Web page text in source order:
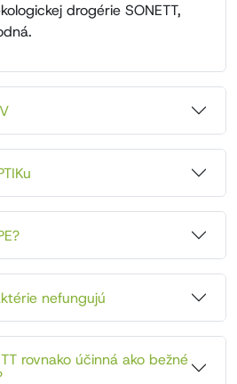
drogérie SONETT,
nefungujú
rovnako účinná ako bežné